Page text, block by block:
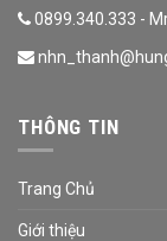
0899.340.333 -
THÔNG TIN
Trang Chủ
Giới thiệu